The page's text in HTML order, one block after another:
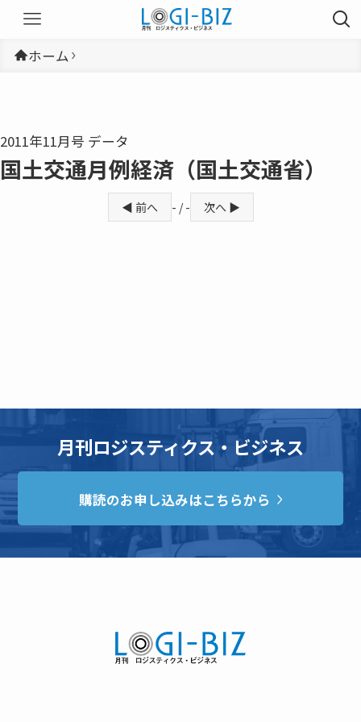
ホーム
2011年11月号 データ
国土交通月例経済（国土交通省）
◀ 前へ - / - 次へ ▶
月刊ロジスティクス・ビジネス
購読のお申し込みはこちらから